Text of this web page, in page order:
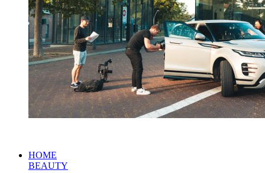
HOME
BEAUTY